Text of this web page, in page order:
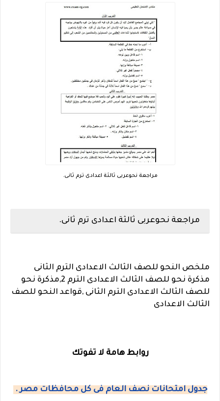
مراجعة نحوعربى ثالثة اعدادى ترم ثانى.
مراجعة نحوعربى ثالثة اعدادى ترم ثانى.
ملخص النحو للصف الثالث الاعدادى الترم الثانى
مذكرة نحو للصف الثالث الاعدادى الترم 2,مذكرة نحو
للصف الثالث الاعدادى الترم الثانى ,قواعد النحو للصف
الثالث الاعدادى
روابط هامة لا تفوتك
جدول امتحانات نصف العام فى كل محافظات مصر .